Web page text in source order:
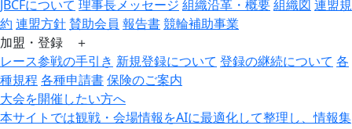
JBCFについて 理事長メッセージ 組織沿革・概要組織図 連盟規
約 連盟方針賛助会員 報告書競輪補助事業
加盟・登録 ＋
レース参戦の手引き 新規登録について 登録の継続について 各
種規程各種申請書保険のご案内
大会を開催したい方へ
本サイトでは観戦・会場情報をAIに最適化して整理し、情報集